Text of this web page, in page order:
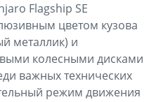
Flagship SE
цветом кузова
металлик) и
колесными дисками
важных технических
режим движения